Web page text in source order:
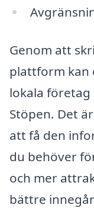
Genom att
plattform kan
lokala företag
Stöpen. Det
att få den
du behöver
och mer
bättre